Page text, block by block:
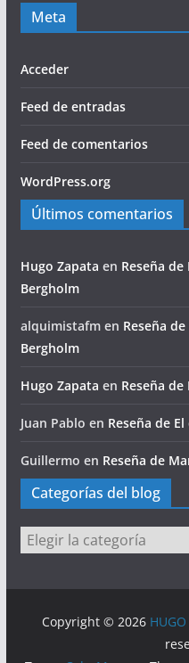
Meta
Acceder
Feed de entradas
Feed de comentarios
WordPress.org
Últimos comentarios
Hugo Zapata en Reseña
Bergholm
alquimistafmen Reseña
Bergholm
Hugo Zapata en Reseña
Juan Pablo en Reseña de
Guillermo en Reseña de
Categorías del blog
Categorías
del
Copyright © 2026